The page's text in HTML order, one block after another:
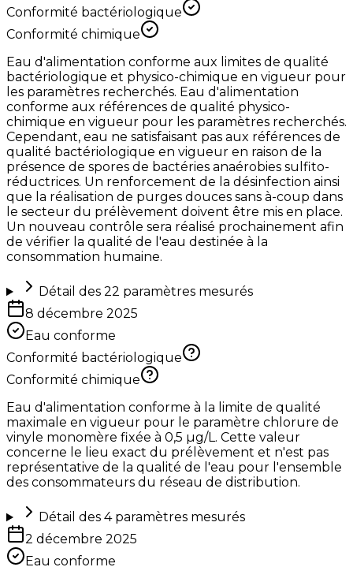
Conformité bactériologique
Conformité chimique
Eau d'alimentation conforme aux limites de qualité
bactériologique et physico-chimique en vigueur pour
les paramètres recherchés. Eau d'alimentation
conforme aux références de qualité physico-
chimique en vigueur pour les paramètres recherchés.
Cependant, eau ne satisfaisant pas aux références de
qualité bactériologique en vigueur en raison de la
présence de spores de bactéries anaérobies sulfito-
réductrices. Un renforcement de la désinfection ainsi
que la réalisation de purges douces sans à-coup dans
le secteur du prélèvement doivent être mis en place.
Un nouveau contrôle sera réalisé prochainement afin
de vérifier la qualité de l'eau destinée à la
consommation humaine.
Détail des 22 paramètres mesurés
8 décembre 2025
Eau conforme
Conformité bactériologique
Conformité chimique
Eau d'alimentation conforme à la limite de qualité
maximale en vigueur pour le paramètre chlorure de
vinyle monomère fixée à 0,5 µg/L. Cette valeur
concerne le lieu exact du prélèvement et n'est pas
représentative de la qualité de l'eau pour l'ensemble
des consommateurs du réseau de distribution.
Détail des 4paramètres mesurés
2 décembre 2025
Eau conforme